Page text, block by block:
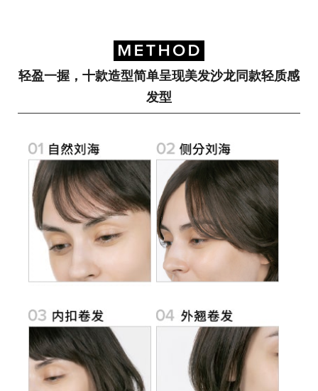
轻盈一握，十款造型简单呈现美发沙龙同款轻质感
发型